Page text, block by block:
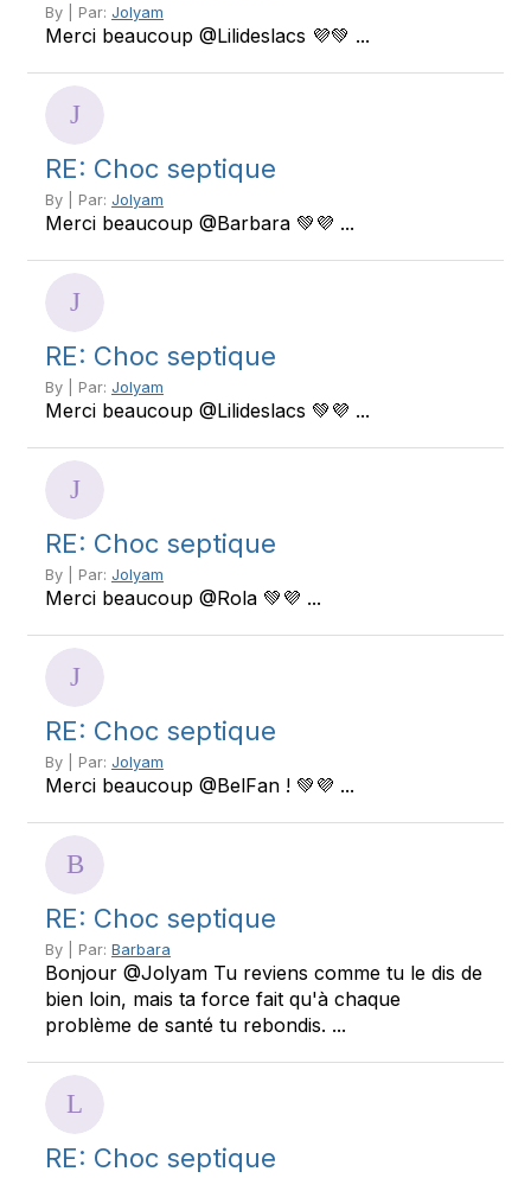
By | Par: Jolyam
Merci beaucoup @Lilideslacs 💜💚 ...
RE: Choc septique
By | Par: Jolyam
Merci beaucoup @Barbara 💚💜 ...
RE: Choc septique
By | Par: Jolyam
Merci beaucoup @Lilideslacs 💚💜 ...
RE: Choc septique
By | Par: Jolyam
Merci beaucoup @Rola 💚💜 ...
RE: Choc septique
By | Par: Jolyam
Merci beaucoup @BelFan ! 💚💜 ...
RE: Choc septique
By | Par: Barbara
Bonjour @Jolyam Tu reviens comme tu le dis de
bien loin, mais ta force fait qu'à chaque
problème de santé tu rebondis. ...
RE: Choc septique